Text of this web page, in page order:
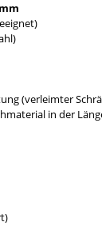
(verleimter
in der